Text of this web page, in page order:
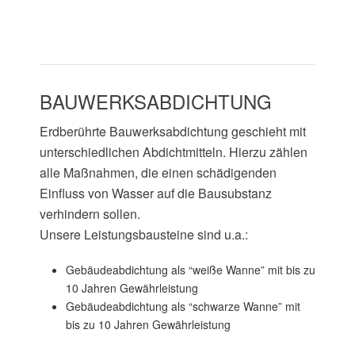
BAUWERKSABDICHTUNG
Erdberührte Bauwerksabdichtung geschieht mit
unterschiedlichen Abdichtmitteln. Hierzu zählen
alle Maßnahmen, die einen schädigenden
Einfluss von Wasser auf die Bausubstanz
verhindern sollen.
Unsere Leistungsbausteine sind u.a.:
Gebäudeabdichtung als “weiße Wanne” mit bis zu
10 Jahren Gewährleistung
Gebäudeabdichtung als “schwarze Wanne” mit
bis zu 10 Jahren Gewährleistung